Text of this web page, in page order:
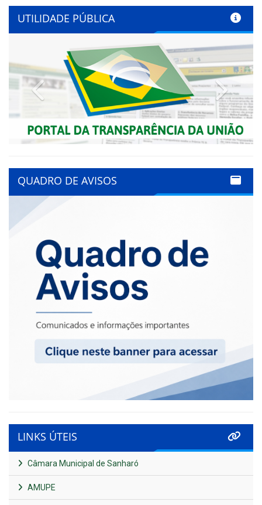
UTILIDADE PÚBLICA
Previous Next
QUADRO DE AVISOS
LINKS ÚTEIS
Câmara Municipal de Sanharó
AMUPE